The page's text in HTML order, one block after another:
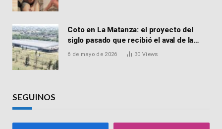
Coto en La Matanza: el proyecto del
siglo pasado que recibió el aval de la
Justicia para reactivar una obra frenada
6 de mayo de 2026 30 Views
SEGUINOS